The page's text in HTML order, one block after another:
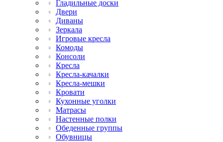
Гладильные доски
Двери
Диваны
Зеркала
Игровые кресла
Комоды
Консоли
Кресла
Кресла-качалки
Кресла-мешки
Кровати
Кухонные уголки
Матрасы
Настенные полки
Обеденные группы
Обувницы